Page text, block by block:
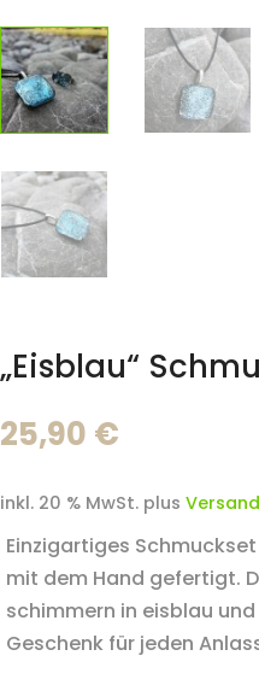
„Eisblau“
25,90 €
inkl. 20 % MwSt. plus
Einzigartiges
mit dem Hand gefertigt.
schimmern in eisblau
Geschenk für jeden